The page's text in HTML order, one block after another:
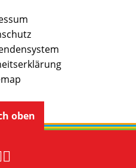
oben